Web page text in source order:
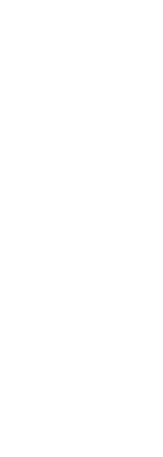
masajes,
spa para que te